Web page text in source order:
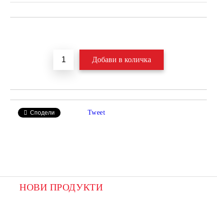
Сподели Tweet
НОВИ ПРОДУКТИ